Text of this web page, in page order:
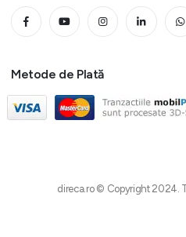
Metode de Plată
direca.ro © Copyright 2024.